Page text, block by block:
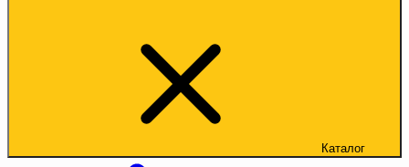
Каталог